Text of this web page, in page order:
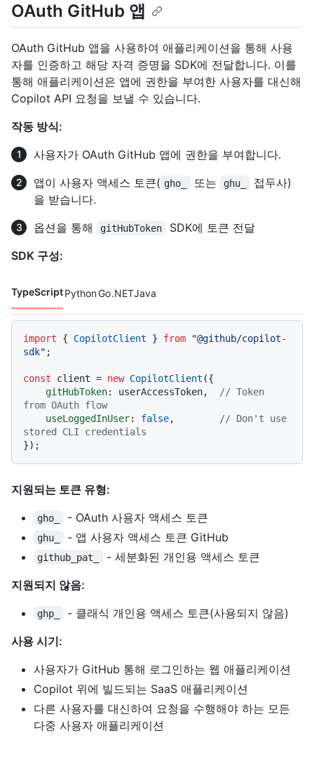
OAuth GitHub 앱
OAuth GitHub 앱을 사용하여 애플리케이션을 통해 사용
자를 인증하고 해당 자격 증명을 SDK에 전달합니다. 이를
통해 애플리케이션은 앱에 권한을 부여한 사용자를 대신해
Copilot API 요청을 보낼 수 있습니다.
작동 방식:
사용자가 OAuth GitHub 앱에 권한을 부여합니다.
앱이 사용자 액세스 토큰( gho_ 또는 ghu_
접두사)
을 받습니다.
옵션을 통해
gitHubToken
SDK에 토큰 전달
SDK 구성:
코드 언어 navigation
TypeScriptPythonGo.NETJava
import { CopilotClient } from
"@github/copilot-
sdk" ;
const client = new CopilotClient ({
gitHubToken: userAccessToken,
// Token
from OAuth flow
useLoggedInUser: false,
// Don't use
stored CLI credentials
지원되는 토큰 유형:
gho_ - OAuth 사용자 액세스 토큰
ghu_ - 앱 사용자 액세스 토큰 GitHub
github_pat_
- 세분화된 개인용 액세스 토큰
지원되지 않음:
ghp_
- 클래식 개인용 액세스 토큰(사용되지 않음)
사용 시기:
사용자가 GitHub 통해 로그인하는 웹 애플리케이션
Copilot 위에 빌드되는 SaaS 애플리케이션
다른 사용자를 대신하여 요청을 수행해야 하는 모든
다중 사용자 애플리케이션